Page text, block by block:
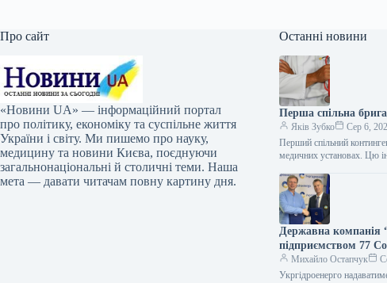
Про сайт
«Новини UA» — інформаційний портал
про політику, економіку та суспільне життя
України і світу. Ми пишемо про науку,
медицину та новини Києва, поєднуючи
загальнонаціональні й столичні теми. Наша
мета — давати читачам повну картину дня.
Останні новини
Перша спільна
Яків Зубко
Сер 6,
Перший спільний
медичних установах. Цю
Державна компанія
підприємством 77
Михайло Остапчук
Укргідроенерго